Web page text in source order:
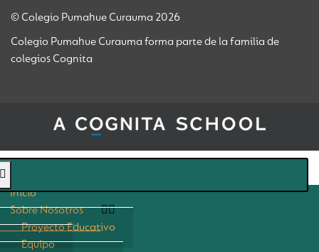
© Colegio Pumahue Curauma 2026
Colegio Pumahue Curauma forma parte de la familia de
colegios Cognita
Inicio
Sobre Nosotros
Proyecto Educativo
Equipo